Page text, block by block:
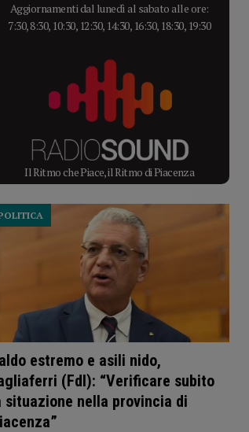
Aggiornamenti dal lunedì al sabato alle ore:
7:30, 8:30, 10:30, 12:30, 14:30, 16:30, 18:30, 19:30
Il Ritmo che Piace, il Ritmo di Piacenza
estremo e asili nido,
(FdI): “Verificare subito
situazione nella provincia di